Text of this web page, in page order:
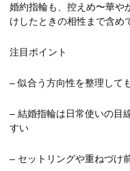
婚約指輪も、控えめ〜華や
けしたときの相性まで含め
注目ポイント
– 似合う方向性を整理して
– 結婚指輪は日常使いの目
すい
– セットリングや重ねづけ